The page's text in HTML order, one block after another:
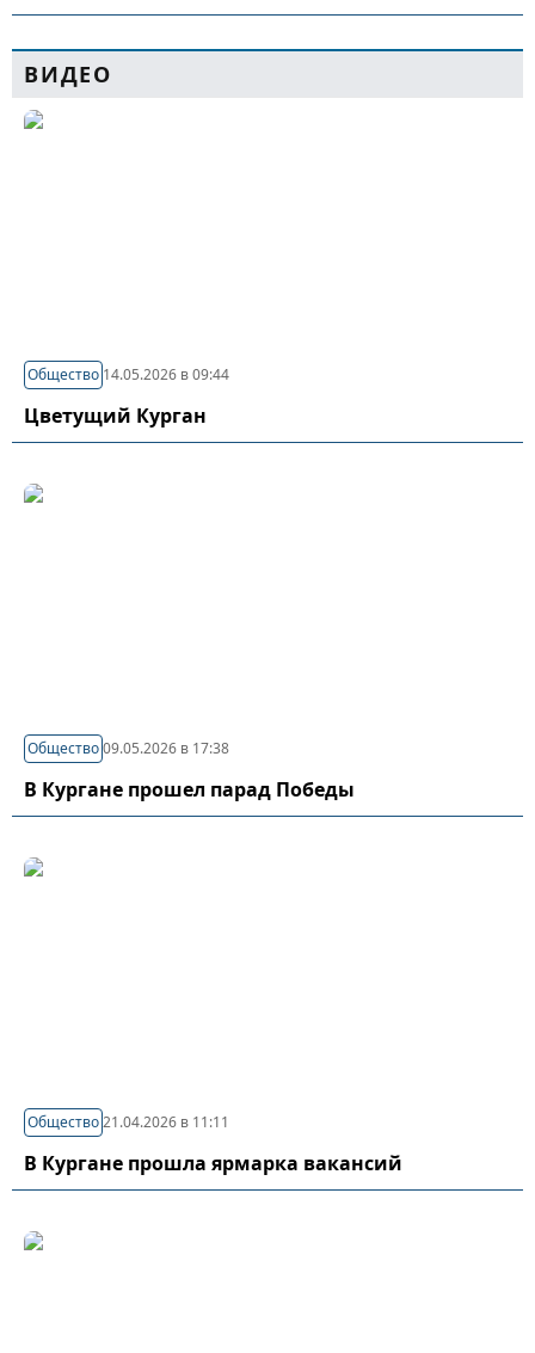
ВИДЕО
Общество 14.05.2026 в 09:44
Цветущий Курган
Общество09.05.2026 в 17:38
В Кургане прошел парад Победы
Общество21.04.2026 в 11:11
В Кургане прошла ярмарка вакансий